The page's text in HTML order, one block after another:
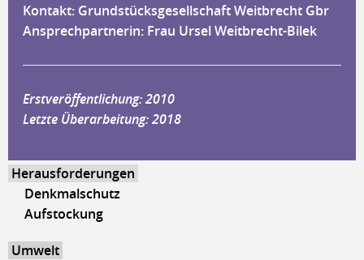
Kontakt: Grundstücksgesellschaft Weitbrecht Gbr
Ansprechpartnerin: Frau Ursel Weitbrecht-Bilek
Erstveröffentlichung: 2010
Letzte Überarbeitung: 2018
Herausforderungen
Denkmalschutz
Aufstockung
Umwelt